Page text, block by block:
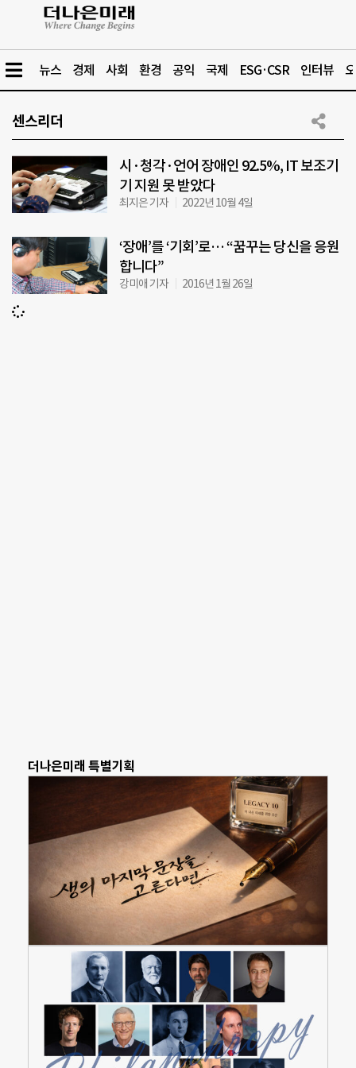
뉴스 경제 사회 환경 공익 국제 ESG·CSR 인터뷰
센스리더
시·청각·언어 장애인 92.5%, IT 보조기
기 지원 못 받았다
최지은 기자 2022년 10월 4일
‘장애’를 ‘기회’로… “꿈꾸는 당신을 응원
합니다”
강미애 기자 2016년 1월 26일
더나은미래 특별기획